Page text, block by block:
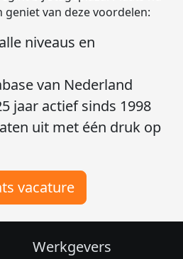
geniet van deze voordelen:
niveaus en
van Nederland
jaar actief sinds 1998
uit met één druk op
vacature
Werkgevers